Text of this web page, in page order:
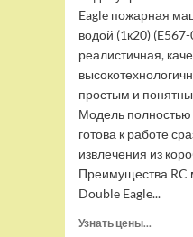
Eagle пожарная
водой (1к20)
реалистичная,
простым и
Модель полностью
готова к работе
извлечения из
Преимущества RC
Double Eagle...
Узнать цены...